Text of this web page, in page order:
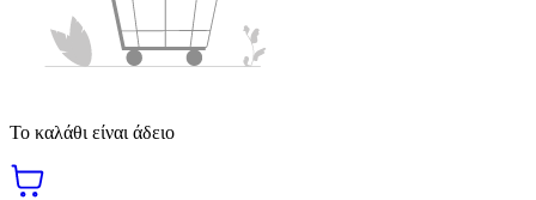
Το καλάθι είναι άδειο